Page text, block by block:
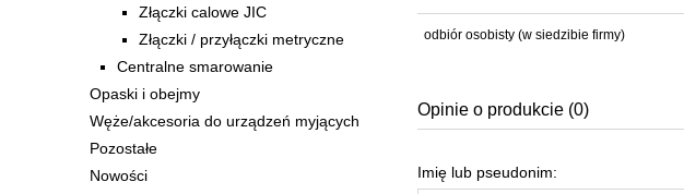
Złączki calowe JIC
Złączki / przyłączki metryczne
Centralne smarowanie
Opaski i obejmy
Węże/akcesoria do urządzeń myjących
Pozostałe
Nowości
płatności
odbiór osobisty (w siedzibie firmy)
Opinie o produkcie (0)
Imię lub pseudonim: